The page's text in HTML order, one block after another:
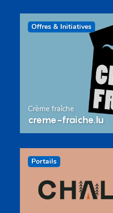
Offres & Initiatives
Crème fraîche
creme-fraiche.lu
Portails